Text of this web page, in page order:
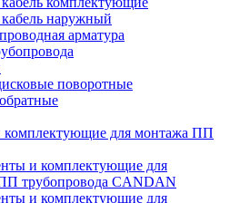
наружный
арматура
поворотные
комплектующие для монтажа ПП
и комплектующие для
трубопровода CANDAN
и комплектующие для